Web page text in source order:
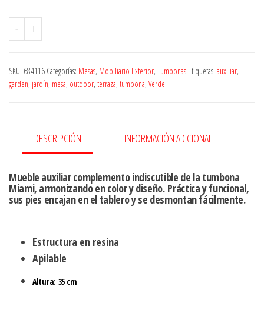
- +
SKU: 684116 Categorías: Mesas, Mobiliario Exterior, Tumbonas Etiquetas: auxiliar,
garden, jardín, mesa, outdoor, terraza, tumbona, Verde
DESCRIPCIÓN INFORMACIÓN ADICIONAL
Mueble auxiliar complemento indiscutible de la tumbona
Miami, armonizando en color y diseño. Práctica y funcional,
sus pies encajan en el tablero y se desmontan fácilmente.
Estructura en resina
Apilable
Altura: 35 cm